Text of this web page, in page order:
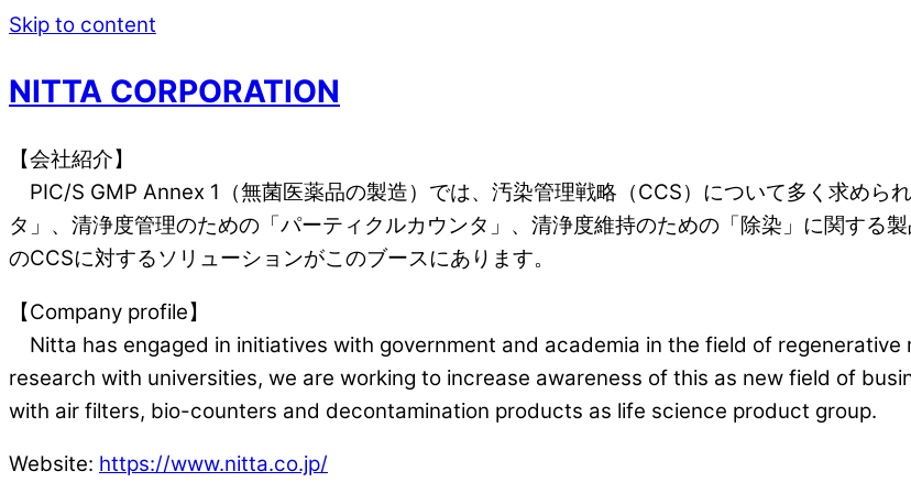
Skip to content
NITTA CORPORATION
【会社紹介】
PIC/S GMP Annex 1（無菌医薬品の製造）では、汚染管理戦略（CCS）について多く求めら
タ」、清浄度管理のための「パーティクルカウンタ」、清浄度維持のための「除染」に関する
のCCSに対するソリューションがこのブースにあります。
【Company profile】
Nitta has engaged in initiatives with government and academia in the field of
research with universities, we are working to increase awareness of this as new field of
with air filters, bio-counters and decontamination products as life science product group.
Website: https://www.nitta.co.jp/